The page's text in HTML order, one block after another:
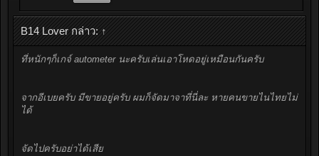
B14 Lover กล่าว: ↑
ที่หนักๆก็เกจ์ autometer นะครับเล่นเอาโหดอยู่เหมือนกันครับ
จากอีเบยครับ มีขายอยู่ครับ ผมก็จัดมาจาที่นี่ละ หายคนขายไนไทยไม่
ได้
จัดไปครับอย่าได้เสีย